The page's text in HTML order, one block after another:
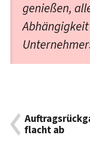
genießen,
flacht ab